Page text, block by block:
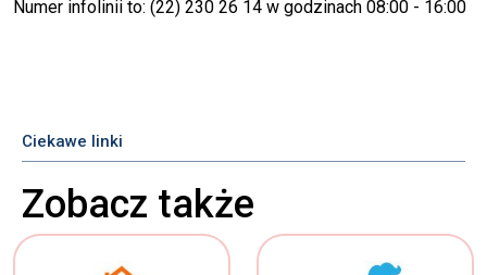
Numer infolinii to: (22) 230 26 14 w godzinach 08:00 - 16:00
Ciekawe linki
Zobacz także